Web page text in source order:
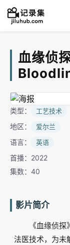
血缘侦
类型： 工艺技术
地区： 爱尔兰
语言： 英语
首播：2022
集数：40
影片简介
《血缘侦
法医技术，为未